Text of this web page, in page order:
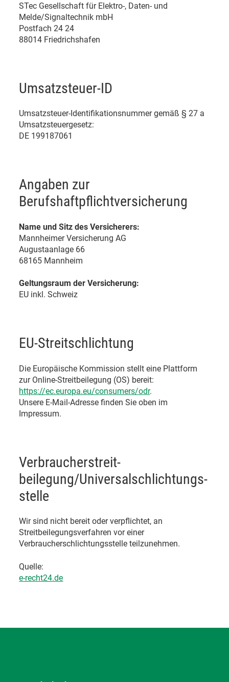
STec Gesellschaft für Elektro-, Daten- und
Melde/Signaltechnik mbH
Postfach 24 24
88014 Friedrichshafen
Umsatzsteuer-ID
Umsatzsteuer-Identifikationsnummer gemäß § 27 a
Umsatzsteuergesetz:
DE 199187061
Angaben zur
Berufshaftpflichtversicherung
Name und Sitz des Versicherers:
Mannheimer Versicherung AG
Augustaanlage 66
68165 Mannheim
Geltungsraum der Versicherung:
EU inkl. Schweiz
EU-Streitschlichtung
Die Europäische Kommission stellt eine Plattform
zur Online-Streitbeilegung (OS) bereit:
https://ec.europa.eu/consumers/odr.
Unsere E-Mail-Adresse finden Sie oben im
Impressum.
Verbraucher­streit­
beilegung/Universal­schlichtungs­
stelle
Wir sind nicht bereit oder verpflichtet, an
Streitbeilegungsverfahren vor einer
Verbraucherschlichtungsstelle teilzunehmen.
Quelle:
e-recht24.de